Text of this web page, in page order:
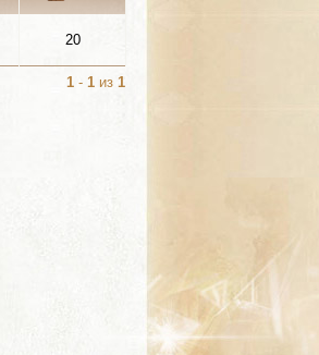
20
1 - 1 из 1